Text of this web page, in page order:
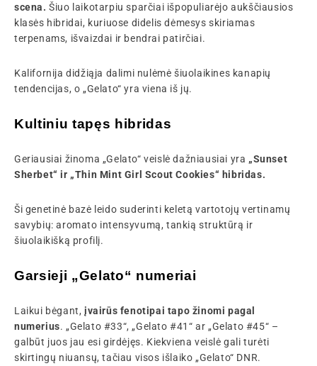
scena.Šiuo laikotarpiu sparčiai išpopuliarėjo aukščiausios
klasės hibridai, kuriuose didelis dėmesys skiriamas
terpenams, išvaizdai ir bendrai patirčiai.
Kalifornija didžiąja dalimi nulėmė šiuolaikines kanapių
tendencijas, o „Gelato“ yra viena iš jų.
Kultiniu tapęs hibridas
Geriausiai žinoma „Gelato“ veislė dažniausiai yra „Sunset
Sherbet“ ir „Thin Mint Girl Scout Cookies“ hibridas.
Ši genetinė bazė leido suderinti keletą vartotojų vertinamų
savybių: aromato intensyvumą, tankią struktūrą ir
šiuolaikišką profilį.
Garsieji „Gelato“ numeriai
Laikui bėgant, įvairūs fenotipai tapo žinomi pagal
numerius. „Gelato #33“, „Gelato #41“ ar „Gelato #45“ –
galbūt juos jau esi girdėjęs. Kiekviena veislė gali turėti
skirtingų niuansų, tačiau visos išlaiko „Gelato“ DNR.